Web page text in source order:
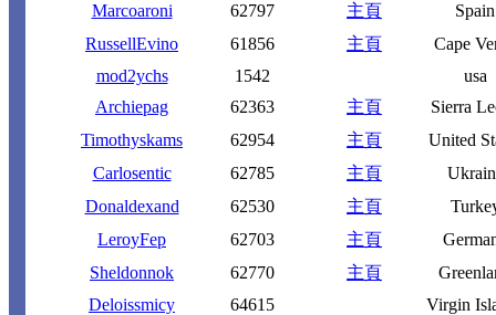
Marcoaroni
62797 主頁
Spain
RussellEvino
61856 主頁
Cape
mod2ychs
1542
usa
Archiepag
62363 主頁
Sierra
Timothyskams
62954 主頁
United
Carlosentic
62785 主頁
Donaldexand
62530 主頁
LeroyFep
62703 主頁
Sheldonnok
62770 主頁
Deloissmicy
64615
Virgin